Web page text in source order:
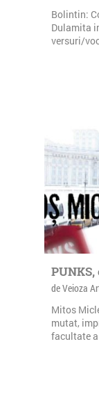
Bolintin:
Dulamita
versuri/
de Veioza
Mitos
mutat,
facultate